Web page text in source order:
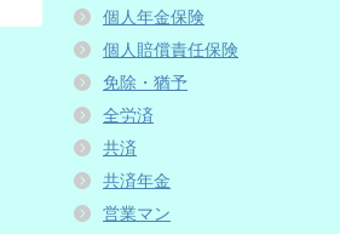
個人年金保険
個人賠償責任保険
免除・猶予
全労済
共済
共済年金
営業マン